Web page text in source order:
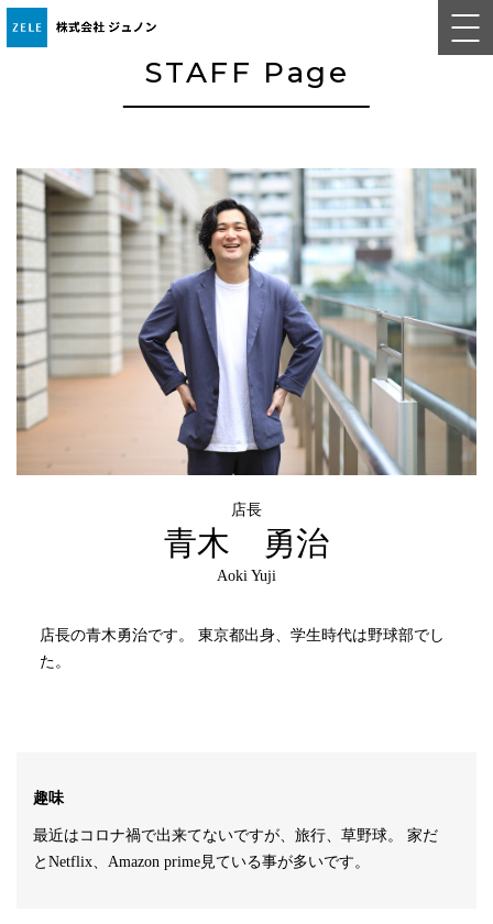
STAFF Page
店長
青木 勇治
Aoki Yuji
店長の青木勇治です。 東京都出身、学生時代は野球部でし
た。
趣味
最近はコロナ禍で出来てないですが、旅行、草野球。 家だ
とNetflix、Amazon prime見ている事が多いです。